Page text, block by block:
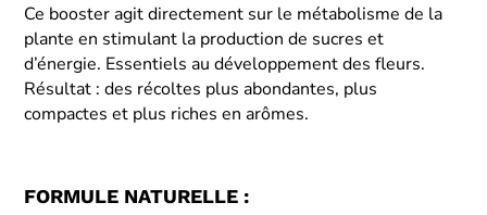
Ce booster agit directement sur le métabolisme de la
plante en stimulant la production de sucres et
d’énergie. Essentiels au développement des fleurs.
Résultat : des récoltes plus abondantes, plus
compactes et plus riches en arômes.
FORMULE NATURELLE :